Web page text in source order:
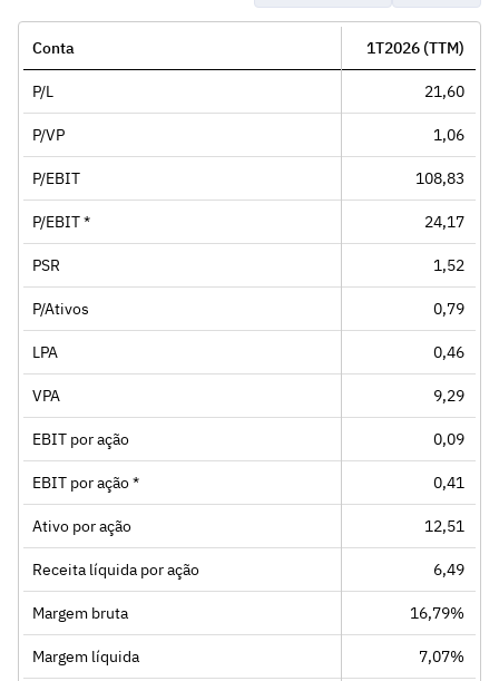
Conta 1T2026 (TTM)
P/L 21,60
P/VP 1,06
P/EBIT 108,83
P/EBIT * 24,17
PSR 1,52
P/Ativos 0,79
LPA 0,46
VPA 9,29
EBIT por ação 0,09
EBIT por ação * 0,41
Ativo por ação 12,51
Receita líquida por ação 6,49
Margem bruta 16,79%
Margem líquida 7,07%